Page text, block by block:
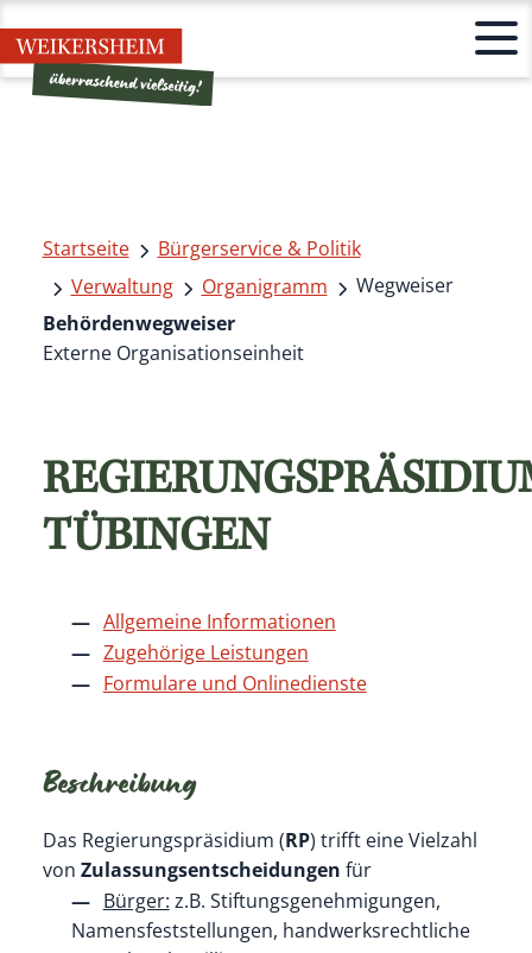
Startseite
Bürgerservice & Politik
Verwaltung
Organigramm
Wegweiser
Behördenwegweiser
Externe Organisationseinheit
TÜBINGEN
Allgemeine Informationen
Zugehörige Leistungen
Formulare und Onlinedienste
Beschreibung
Das Regierungspräsidium (RP) trifft eine Vielzahl
von Zulassungsentscheidungen für
Bürger: z.B. Stiftungsgenehmigungen,
Namensfeststellungen, handwerksrechtliche